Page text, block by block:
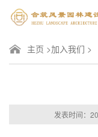
主页 >加入我们 >
发表时间：